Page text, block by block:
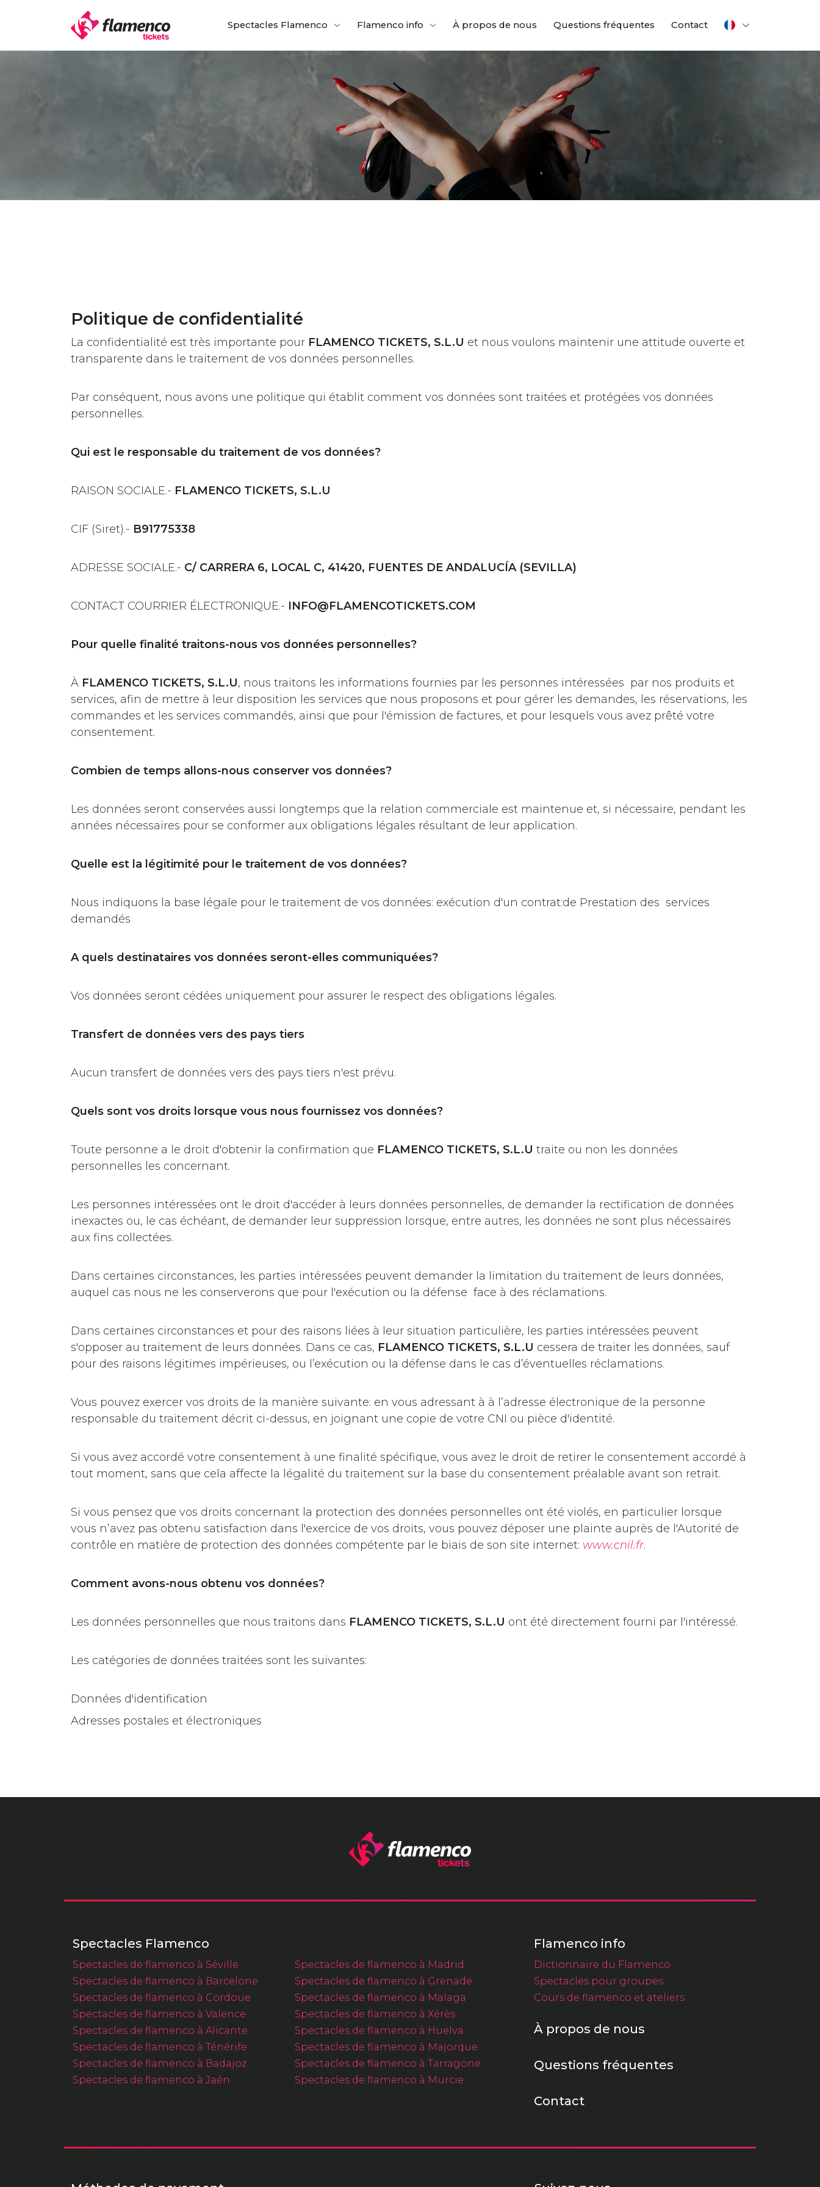
Spectacles Flamenco Flamenco info À propos de nous Questions fréquentes Contact
Politique de confidentialité
La confidentialité est très importante pour FLAMENCO TICKETS, S.L.U et nous voulons maintenir une attitude ouverte et
transparente dans le traitement de vos données personnelles.
Par conséquent, nous avons une politique qui établit comment vos données sont traitées et protégées vos données
personnelles.
Qui est le responsable du traitement de vos données?
RAISON SOCIALE.- FLAMENCO TICKETS, S.L.U
CIF (Siret).- B91775338
ADRESSE SOCIALE.- C/ CARRERA 6, LOCAL C, 41420, FUENTES DE ANDALUCÍA (SEVILLA)
CONTACT COURRIER ÉLECTRONIQUE.- INFO@FLAMENCOTICKETS.COM
Pour quelle finalité traitons-nous vos données personnelles?
À FLAMENCO TICKETS, S.L.U, nous traitons les informations fournies par les personnes intéressées par nos produits et
services, afin de mettre à leur disposition les services que nous proposons et pour gérer les demandes, les réservations, les
commandes et les services commandés, ainsi que pour l'émission de factures, et pour lesquels vous avez prêté votre
consentement.
Combien de temps allons-nous conserver vos données?
Les données seront conservées aussi longtemps que la relation commerciale est maintenue et, si nécessaire, pendant les
années nécessaires pour se conformer aux obligations légales résultant de leur application.
Quelle est la légitimité pour le traitement de vos données?
Nous indiquons la base légale pour le traitement de vos données: exécution d'un contrat:de Prestation des services
demandés
A quels destinataires vos données seront-elles communiquées?
Vos données seront cédées uniquement pour assurer le respect des obligations légales.
Transfert de données vers des pays tiers
Aucun transfert de données vers des pays tiers n'est prévu.
Quels sont vos droits lorsque vous nous fournissez vos données?
Toute personne a le droit d'obtenir la confirmation que FLAMENCO TICKETS, S.L.U traite ou non les données
personnelles les concernant.
Les personnes intéressées ont le droit d'accéder à leurs données personnelles, de demander la rectification de données
inexactes ou, le cas échéant, de demander leur suppression lorsque, entre autres, les données ne sont plus nécessaires
aux fins collectées.
Dans certaines circonstances, les parties intéressées peuvent demander la limitation du traitement de leurs données,
auquel cas nous ne les conserverons que pour l'exécution ou la défense face à des réclamations.
Dans certaines circonstances et pour des raisons liées à leur situation particulière, les parties intéressées peuvent
s'opposer au traitement de leurs données. Dans ce cas, FLAMENCO TICKETS, S.L.U cessera de traiter les données, sauf
pour des raisons légitimes impérieuses, ou l’exécution ou la défense dans le cas d’éventuelles réclamations.
Vous pouvez exercer vos droits de la manière suivante: en vous adressant à à l’adresse électronique de la personne
responsable du traitement décrit ci-dessus, en joignant une copie de votre CNI ou pièce d'identité.
Si vous avez accordé votre consentement à une finalité spécifique, vous avez le droit de retirer le consentement accordé à
tout moment, sans que cela affecte la légalité du traitement sur la base du consentement préalable avant son retrait.
Si vous pensez que vos droits concernant la protection des données personnelles ont été violés, en particulier lorsque
vous n’avez pas obtenu satisfaction dans l'exercice de vos droits, vous pouvez déposer une plainte auprès de l'Autorité de
contrôle en matière de protection des données compétente par le biais de son site internet: www.cnil.fr.
Comment avons-nous obtenu vos données?
Les données personnelles que nous traitons dans FLAMENCO TICKETS, S.L.U ont été directement fourni par l'intéressé.
Les catégories de données traitées sont les suivantes:
Données d'identification
Adresses postales et électroniques
Spectacles Flamenco
Spectacles de flamenco à Séville
Spectacles de flamenco à Madrid
Spectacles de flamenco à Barcelone
Spectacles de flamenco à Grenade
Spectacles de flamenco à Cordoue
Spectacles de flamenco à Malaga
Spectacles de flamenco à Valence
Spectacles de flamenco à Xérès
Spectacles de flamenco à Alicante
Spectacles de flamenco à Huelva
Spectacles de flamenco à Ténérife
Spectacles de flamenco à Majorque
Spectacles de flamenco à Badajoz
Spectacles de flamenco à Tarragone
Spectacles de flamenco à Jaén
Spectacles de flamenco à Murcie
Flamenco info
Dictionnaire du Flamenco
Spectacles pour groupes
Cours de flamenco et ateliers
À propos de nous
Questions fréquentes
Contact